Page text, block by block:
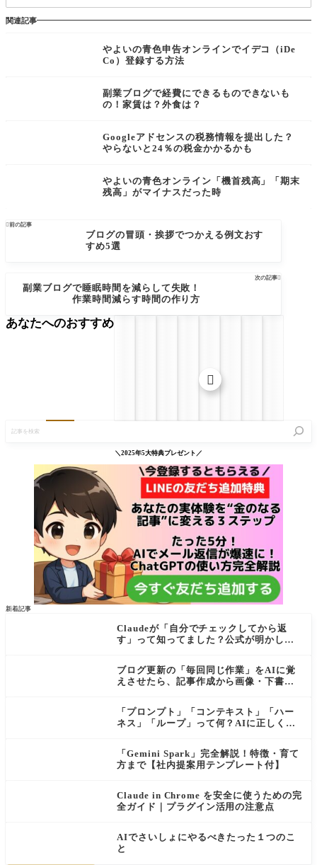
関連記事
やよいの青色申告オンラインでイデコ（iDe
Co）登録する方法
副業ブログで経費にできるものできないも
の！家賃は？外食は？
Googleアドセンスの税務情報を提出した？
やらないと24％の税金かかるかも
やよいの青色オンライン「機首残高」「期末
残高」がマイナスだった時
前の記事
ブログの冒頭・挨拶でつかえる例文おす
すめ5選
次の記事
副業ブログで睡眠時間を減らして失敗！
作業時間減らす時間の作り方
＼2025年5大特典プレゼント／
新着記事
Claudeが「自分でチェックしてから返
す」って知ってました？公式が明かし
ブログ更新の「毎回同じ作業」をAIに覚
えさせたら、記事作成から画像・下書き
「プロンプト」「コンテキスト」「ハー
ネス」「ループ」って何？AIに正しく伝
「Gemini Spark」完全解説！特徴・育て
方まで【社内提案用テンプレート付】
Claude in Chrome を安全に使うための完
全ガイド｜プラグイン活用の注意点
AIでさいしょにやるべきたった１つのこ
と
あなたへのおすすめ
